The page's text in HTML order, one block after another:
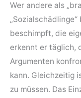
Wer andere als
beschimpft, die
erkennt er täglich,
Argumenten
kann. Gleichzeitig
zu müssen. Das